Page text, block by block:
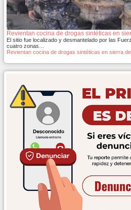
Revientan cocina de drogas sintéticas en
El sitio fue localizado y desmantelado por las
cuatro zonas…
Revientan cocina de drogas sintéticas en sierra